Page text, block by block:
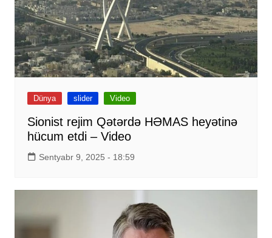
Dünya slider Video
Sionist rejim Qətərdə HƏMAS heyətinə
hücum etdi – Video
Sentyabr 9, 2025 - 18:59